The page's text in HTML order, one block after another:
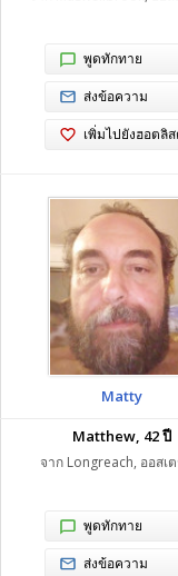
พูดทักทาย
ส่งข้อความ
เพิ่มไปยังฮอตลิ
Matty
Matthew, 42 ปี
จาก Longreach, ออสเต
พูดทักทาย
ส่งข้อความ